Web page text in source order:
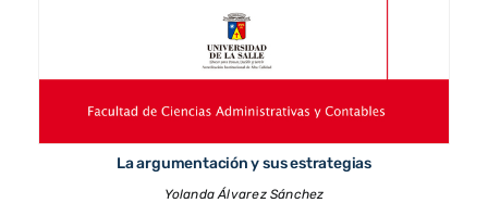
La argumentación y sus estrategias
Yolanda Álvarez Sánchez